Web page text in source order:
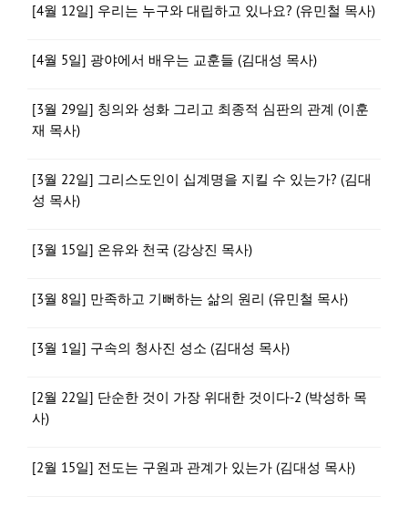
[4월 12일] 우리는 누구와 대립하고 있나요? (유민철 목사)
[4월 5일] 광야에서 배우는 교훈들 (김대성 목사)
[3월 29일] 칭의와 성화 그리고 최종적 심판의 관계 (이훈
재 목사)
[3월 22일] 그리스도인이 십계명을 지킬 수 있는가? (김대
성 목사)
[3월 15일] 온유와 천국 (강상진 목사)
[3월 8일] 만족하고 기뻐하는 삶의 원리 (유민철 목사)
[3월 1일] 구속의 청사진 성소 (김대성 목사)
[2월 22일] 단순한 것이 가장 위대한 것이다-2 (박성하 목
사)
[2월 15일] 전도는 구원과 관계가 있는가 (김대성 목사)